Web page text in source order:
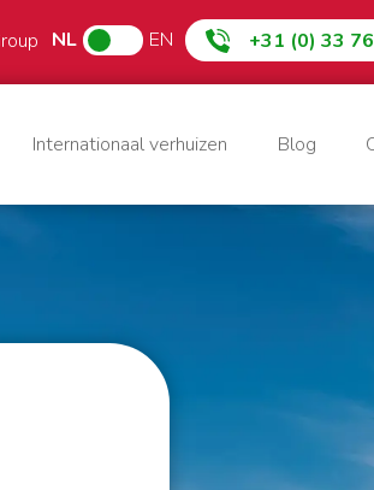
NL EN +31 (0) 33
Internationaal verhuizen Blog